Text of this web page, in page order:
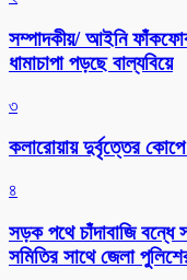
সম্পাদকীয়/ আইনি
ধামাচাপা পড়ছে বাল্যবিয়ে
৩
কলারোয়ায় দুর্বৃত্তের
৪
সড়ক পথে চাঁদাবাজি বন্ধে
সমিতির সাথে জেলা